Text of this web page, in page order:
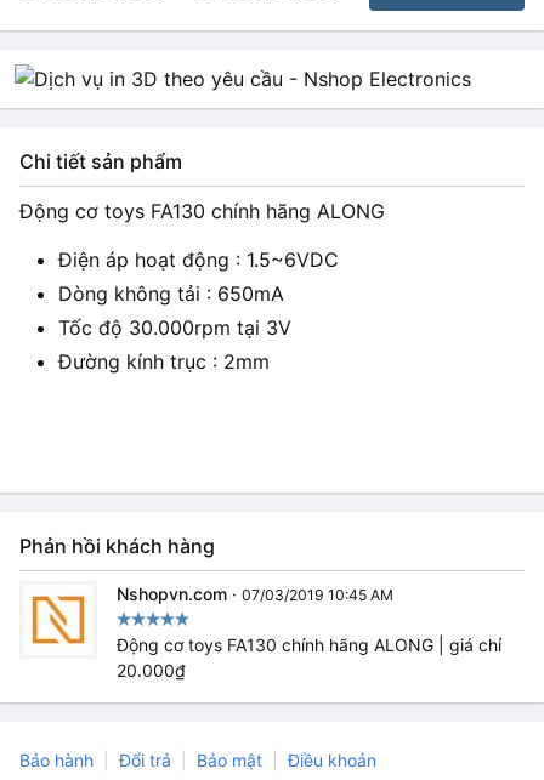
Chi tiết sản phẩm
Động cơ toys FA130 chính hãng ALONG
Điện áp hoạt động : 1.5~6VDC
Dòng không tải : 650mA
Tốc độ 30.000rpm tại 3V
Đường kính trục : 2mm
Phản hồi khách hàng
Nshopvn.com · 07/03/2019 10:45 AM
Động cơ toys FA130 chính hãng ALONG | giá chỉ
20.000₫
Bảo hành Đổi trả Bảo mật Điều khoản